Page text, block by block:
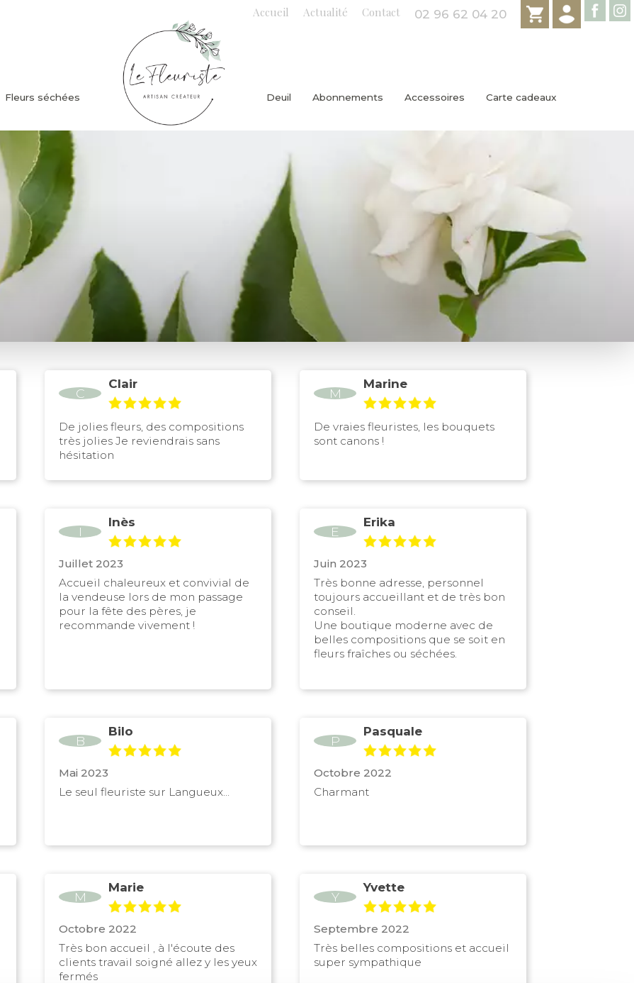
Fleurs séchées Deuil Abonnements Accessoires Carte cadeaux
Accueil Actualité Contact 02 96 62 04 20
C
Clair
De jolies fleurs, des compositions
très jolies Je reviendrais sans
hésitation
M
Marine
De vraies fleuristes, les bouquets
sont canons !
I
Inès
Juillet 2023
Accueil chaleureux et convivial de
la vendeuse lors de mon passage
pour la fête des pères, je
recommande vivement !
E
Erika
Juin 2023
Très bonne adresse, personnel
toujours accueillant et de très bon
conseil.
Une boutique moderne avec de
belles compositions que se soit en
fleurs fraîches ou séchées.
B
Bilo
Mai 2023
Le seul fleuriste sur Langueux...
P
Pasquale
Octobre 2022
Charmant
M
Marie
Octobre 2022
Très bon accueil , à l'écoute des
clients travail soigné allez y les yeux
fermés
Y
Yvette
Septembre 2022
Très belles compositions et accueil
super sympathique